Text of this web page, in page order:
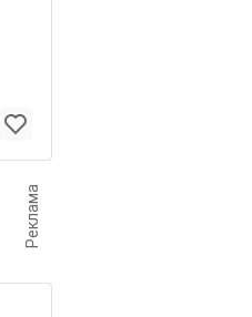
Реклама